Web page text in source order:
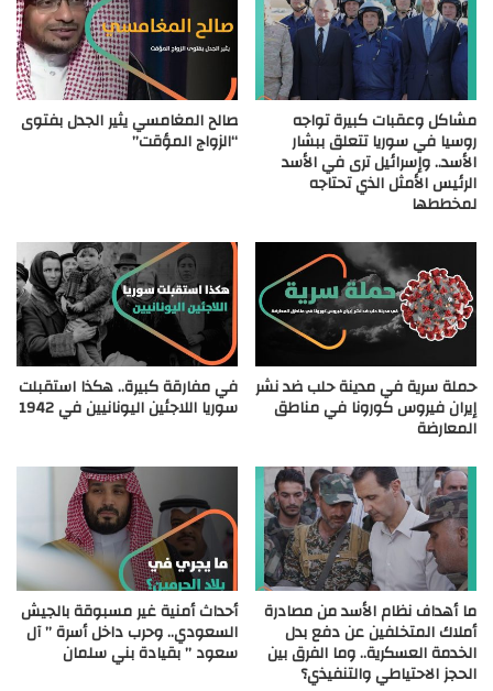
مشاكل وعقبات كبيرة تواجه
روسيا في سوريا تتعلق ببشار
الأسد.. وإسرائيل ترى في الأسد
الرئيس الأمثل الذي تحتاجه
لمخططها
صالح المغامسي يثير الجدل بفتوى
“الزواج المؤقت”
حملة سرية في مدينة حلب ضد نشر
إيران فيروس كورونا في مناطق
المعارضة
في مفارقة كبيرة.. هكذا استقبلت
سوريا اللاجئين اليونانيين في 1942
ما أهداف نظام الأسد من مصادرة
أملاك المتخلفين عن دفع بدل
الخدمة العسكرية.. وما الفرق بين
الحجز الاحتياطي والتنفيذي؟
أحداث أمنية غير مسبوقة بالجيش
السعودي.. وحرب داخل أسرة ” آل
سعود ” بقيادة بني سلمان